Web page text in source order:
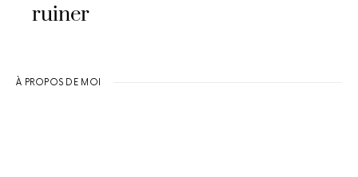
ruiner
À PROPOS DE MOI